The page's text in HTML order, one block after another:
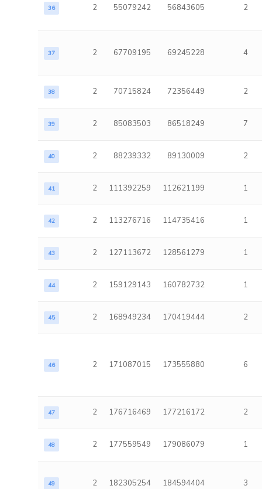
36 2 55079242 56843605 2
37 2 67709195 69245228 4
38 2 70715824 72356449 2
39 2 85083503 86518249 7
40 2 88239332 89130009 2
41 2 111392259 112621199 1
42 2 113276716 114735416 1
43 2 127113672 128561279 1
44 2 159129143 160782732 1
45 2 168949234 170419444 2
46 2 171087015 173555880 6
47 2 176716469 177216172 2
48 2 177559549 179086079 1
49 2 182305254 184594404 3